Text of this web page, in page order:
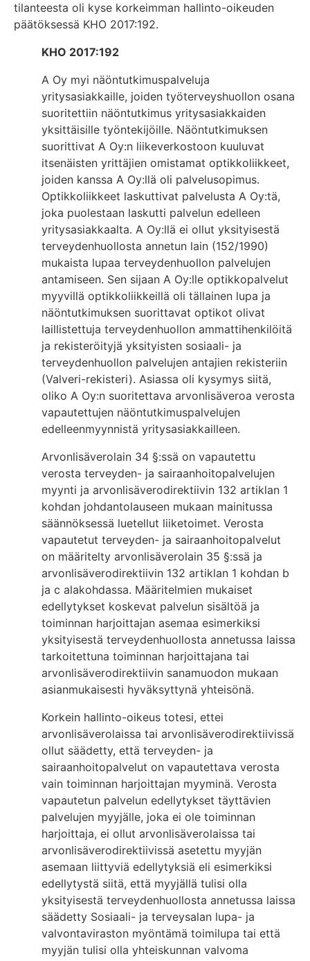
tilanteesta oli kyse korkeimman hallinto-oikeuden
päätöksessä KHO 2017:192.
KHO 2017:192
A Oy myi näöntutkimuspalveluja
yritysasiakkaille, joiden työterveyshuollon osana
suoritettiin näöntutkimus yritysasiakkaiden
yksittäisille työntekijöille. Näöntutkimuksen
suorittivat A Oy:n liikeverkostoon kuuluvat
itsenäisten yrittäjien omistamat optikkoliikkeet,
joiden kanssa A Oy:llä oli palvelusopimus.
Optikkoliikkeet laskuttivat palvelusta A Oy:tä,
joka puolestaan laskutti palvelun edelleen
yritysasiakkaalta. A Oy:llä ei ollut yksityisestä
terveydenhuollosta annetun lain (152/1990)
mukaista lupaa terveydenhuollon palvelujen
antamiseen. Sen sijaan A Oy:lle optikkopalvelut
myyvillä optikkoliikkeillä oli tällainen lupa ja
näöntutkimuksen suorittavat optikot olivat
laillistettuja terveydenhuollon ammattihenkilöitä
ja rekisteröityjä yksityisten sosiaali- ja
terveydenhuollon palvelujen antajien rekisteriin
(Valveri-rekisteri). Asiassa oli kysymys siitä,
oliko A Oy:n suoritettava arvonlisäveroa verosta
vapautettujen näöntutkimuspalvelujen
edelleenmyynnistä yritysasiakkailleen.
Arvonlisäverolain 34 §:ssä on vapautettu
verosta terveyden- ja sairaanhoitopalvelujen
myynti ja arvonlisäverodirektiivin 132 artiklan 1
kohdan johdantolauseen mukaan mainitussa
säännöksessä luetellut liiketoimet. Verosta
vapautetut terveyden- ja sairaanhoitopalvelut
on määritelty arvonlisäverolain 35 §:ssä ja
arvonlisäverodirektiivin 132 artiklan 1 kohdan b
ja c alakohdassa. Määritelmien mukaiset
edellytykset koskevat palvelun sisältöä ja
toiminnan harjoittajan asemaa esimerkiksi
yksityisestä terveydenhuollosta annetussa laissa
tarkoitettuna toiminnan harjoittajana tai
arvonlisäverodirektiivin sanamuodon mukaan
asianmukaisesti hyväksyttynä yhteisönä.
Korkein hallinto-oikeus totesi, ettei
arvonlisäverolaissa tai arvonlisäverodirektiivissä
ollut säädetty, että terveyden- ja
sairaanhoitopalvelut on vapautettava verosta
vain toiminnan harjoittajan myyminä. Verosta
vapautetun palvelun edellytykset täyttävien
palvelujen myyjälle, joka ei ole toiminnan
harjoittaja, ei ollut arvonlisäverolaissa tai
arvonlisäverodirektiivissä asetettu myyjän
asemaan liittyviä edellytyksiä eli esimerkiksi
edellytystä siitä, että myyjällä tulisi olla
yksityisestä terveydenhuollosta annetussa laissa
säädetty Sosiaali- ja terveysalan lupa- ja
valvontaviraston myöntämä toimilupa tai että
myyjän tulisi olla yhteiskunnan valvoma